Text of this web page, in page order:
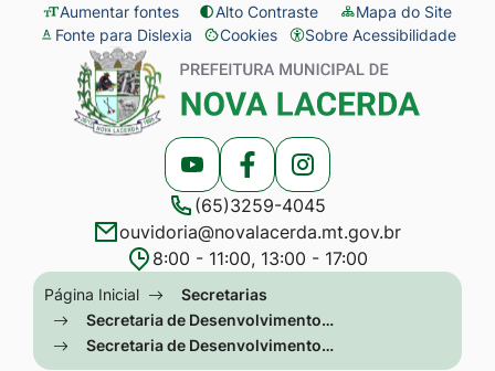
Seção
de
atalhos
acessibilidade
Ir
para
conteúdo
menu
[alt+2]
Aumentar fontes Alto Contraste
Mapa do Site
Fonte para Dislexia
Cookies
Abrir
preferências
de
cookies
Sobre Acessibilidade
Seção
menu
Acessar
a
Rede
Social
Youtube
Acessar
a
Rede
Social
Facebook
Acessar
a
Rede
Social
Instagram
(65)3259-4045
ouvidoria@novalacerda.mt.gov.br
8:00 - 11:00, 13:00 - 17:00
Seção
do
menu
Página Inicial
Secretarias
Secretaria de Desenvolvimento…
Secretaria de Desenvolvimento…